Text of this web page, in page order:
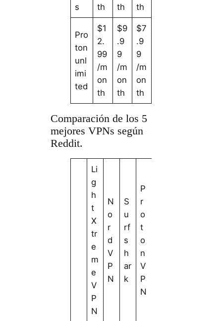
s
th
th
th
Pro
ton
unl
imi
ted
$1
2.
99
/m
on
th
$9
.9
9
/m
on
th
$7
.9
9
/m
on
th
Comparación de los 5
mejores VPNs según
Reddit.
Li
g
h
t
X
tr
e
m
e
V
P
N
N
o
r
d
V
P
N
S
u
rf
s
h
ar
k
P
r
o
t
o
n
V
P
N